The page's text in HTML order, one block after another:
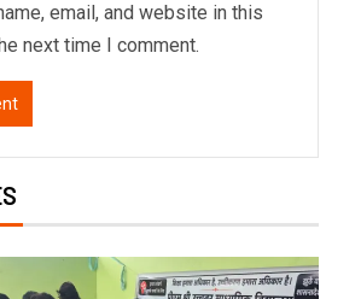
email, and website in this
next time I comment.